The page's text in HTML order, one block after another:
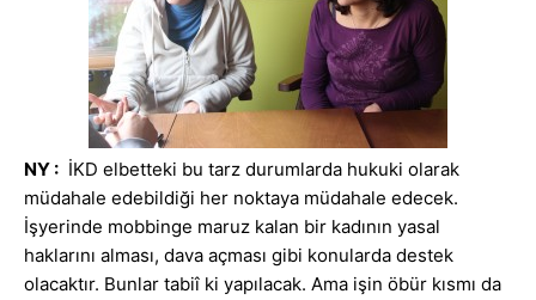
NY : İKD elbetteki bu tarz durumlarda hukuki olarak
müdahale edebildiği her noktaya müdahale edecek.
İşyerinde mobbinge maruz kalan bir kadının yasal
haklarını alması, dava açması gibi konularda destek
olacaktır. Bunlar tabiî ki yapılacak. Ama işin öbür kısmı da